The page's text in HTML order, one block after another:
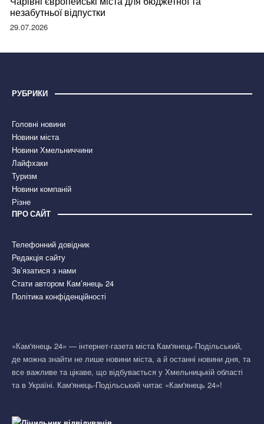
незабутньої відпустки
29.07.2026
РУБРИКИ
Головні новини
Новини міста
Новини Хмельниччини
Лайфхаки
Туризм
Новини компаній
Різне
ПРО САЙТ
Телефонний довідник
Редакція сайту
Зв’язатися з нами
Стати автором Кам’янець 24
Політика конфіденційності
«Кам'янець 24» — інтернет-газета міста Кам'янець-Подільський,
де можна знайти не лише новини міста, а й останні новини дня, та
все важливе та цікаве, що відбувається у Хмельницькій області
та в Україні. Кам'янець-Подільський читає «Кам'янець 24»!